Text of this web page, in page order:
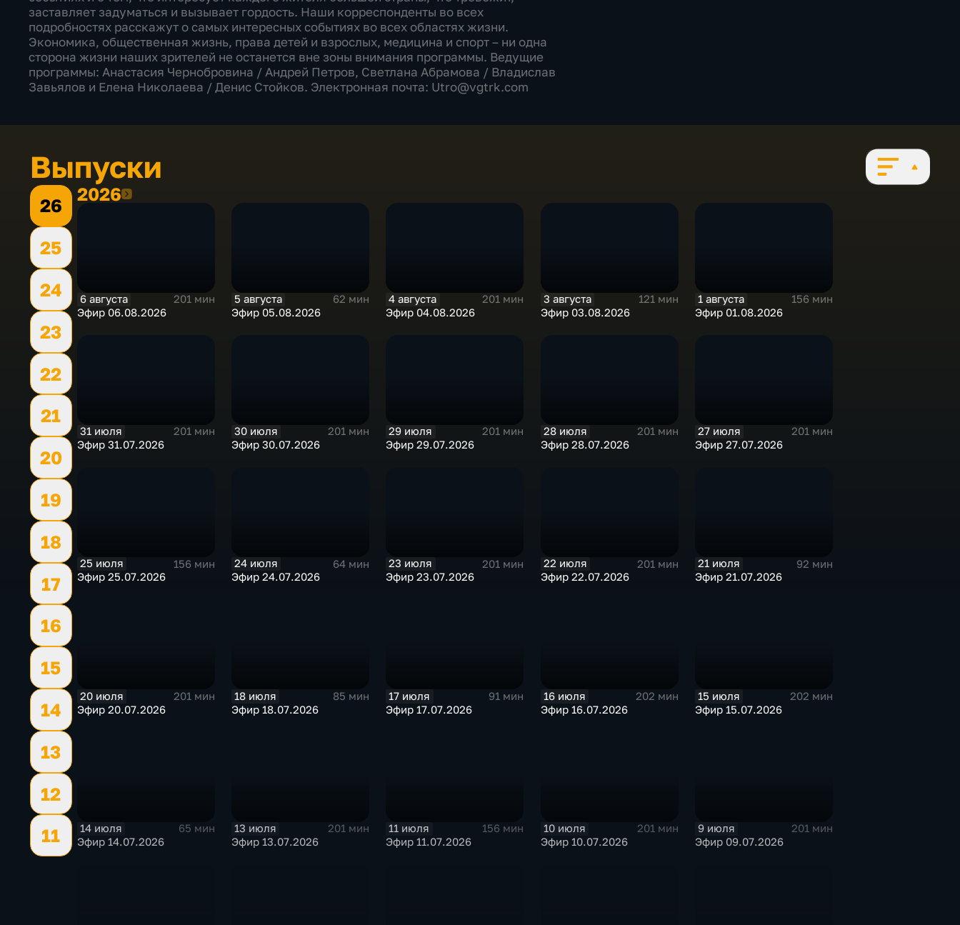
заставляет задуматься и вызывает гордость. Наши корреспонденты во всех
подробностях расскажут о самых интересных событиях во всех областях жизни.
Экономика, общественная жизнь, права детей и взрослых, медицина и спорт – ни одна
сторона жизни наших зрителей не останется вне зоны внимания программы. Ведущие
программы: Анастасия Чернобровина / Андрей Петров, Светлана Абрамова​ / Владислав
Завьялов и Елена Николаева / Денис Стойков. Электронная почта: Utro@vgtrk.com
Выпуски
26
25
24
23
22
21
20
19
18
17
16
15
14
13
12
11
20262026
6 августа
201 мин
Эфир 06.08.2026
5 августа
62 мин
Эфир 05.08.2026
4 августа
201 мин
Эфир 04.08.2026
3 августа
121 мин
Эфир 03.08.2026
1 августа
156 мин
Эфир 01.08.2026
31 июля
201 мин
Эфир 31.07.2026
30 июля
201 мин
Эфир 30.07.2026
29 июля
201 мин
Эфир 29.07.2026
28 июля
201 мин
Эфир 28.07.2026
27 июля
201 мин
Эфир 27.07.2026
25 июля
156 мин
Эфир 25.07.2026
24 июля
64 мин
Эфир 24.07.2026
23 июля
201 мин
Эфир 23.07.2026
22 июля
201 мин
Эфир 22.07.2026
21 июля
92 мин
Эфир 21.07.2026
20 июля
201 мин
Эфир 20.07.2026
18 июля
85 мин
Эфир 18.07.2026
17 июля
91 мин
Эфир 17.07.2026
16 июля
202 мин
Эфир 16.07.2026
15 июля
202 мин
Эфир 15.07.2026
14 июля
65 мин
Эфир 14.07.2026
13 июля
201 мин
Эфир 13.07.2026
11 июля
156 мин
Эфир 11.07.2026
10 июля
201 мин
Эфир 10.07.2026
9 июля
201 мин
Эфир 09.07.2026